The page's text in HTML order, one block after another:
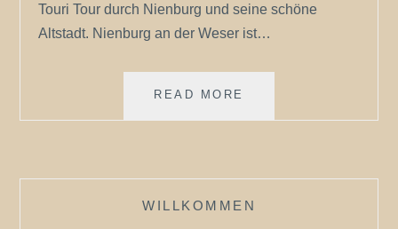
Touri Tour durch Nienburg und seine schöne
Altstadt. Nienburg an der Weser ist…
READ MORE
WILLKOMMEN